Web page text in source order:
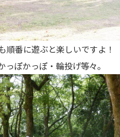
順番に遊ぶと楽しいですよ！
っぽかっぽ・輪投げ等々。